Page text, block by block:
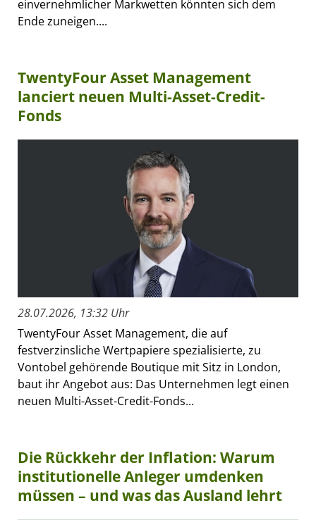
einvernehmlicher Markwetten könnten sich dem
Ende zuneigen....
TwentyFour Asset Management
lanciert neuen Multi-Asset-Credit-
Fonds
28.07.2026, 13:32 Uhr
TwentyFour Asset Management, die auf
festverzinsliche Wertpapiere spezialisierte, zu
Vontobel gehörende Boutique mit Sitz in London,
baut ihr Angebot aus: Das Unternehmen legt einen
neuen Multi-Asset-Credit-Fonds...
Die Rückkehr der Inflation: Warum
institutionelle Anleger umdenken
müssen – und was das Ausland lehrt